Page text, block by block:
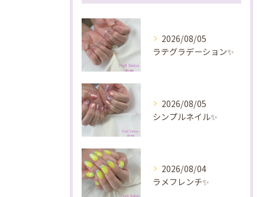
2026/08/05
ラテグラデーション✨️
2026/08/05
シンプルネイル✨️
2026/08/04
ラメフレンチ✨️